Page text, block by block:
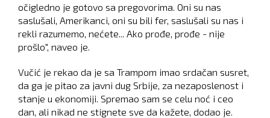
očigledno je gotovo sa pregovorima. Oni su nas
saslušali, Amerikanci, oni su bili fer, saslušali su nas i
rekli razumemo, nećete... Ako prođe, prođe - nije
prošlo", naveo je.
Vučić je rekao da je sa Trampom imao srdačan susret,
da ga je pitao za javni dug Srbije, za nezaposlenost i
stanje u ekonomiji. Spremao sam se celu noć i ceo
dan, ali nikad ne stignete sve da kažete, dodao je.